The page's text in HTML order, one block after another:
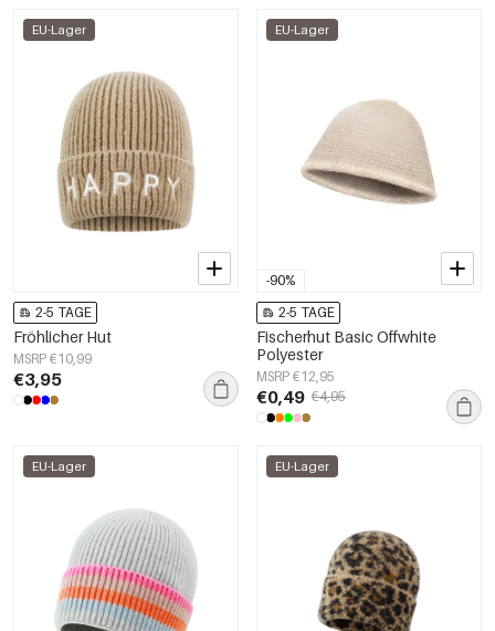
EU-Lager
2-5 TAGE
Fröhlicher Hut
MSRP €10,99
€3,95
-90%
EU-Lager
2-5 TAGE
Fischerhut Basic Offwhite
Polyester
MSRP €12,95
€0,49 €4,95
EU-Lager EU-Lager